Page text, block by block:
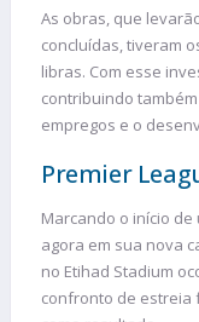
As obras, que
concluídas, tiveram
libras. Com esse
contribuindo
empregos e o
Premier
Marcando o início
agora em sua nova
no Etihad Stadium
confronto de estreia